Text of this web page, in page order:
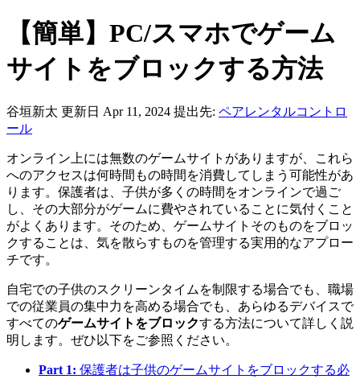
【簡単】PC/スマホでゲーム
サイトをブロックする方法
谷垣新太 更新日 Apr 11, 2024 提出先: ペアレンタルコントロ
ール
オンライン上には無数のゲームサイトがありますが、これら
へのアクセスは何時間もの時間を消費してしまう可能性があ
ります。保護者は、子供が多くの時間をオンラインで過ご
し、その大部分がゲームに費やされていることに気付くこと
がよくあります。そのため、ゲームサイトそのものをブロッ
クすることは、気を散らすものを管理する実用的なアプロー
チです。
自宅での子供のスクリーンタイムを制限する場合でも、職場
での従業員の集中力を高める場合でも、あらゆるデバイスで
すべてのゲームサイトをブロックする方法について詳しく説
明します。ぜひ以下をご参照ください。
Part 1: 保護者は子供のゲームサイトをブロックする必